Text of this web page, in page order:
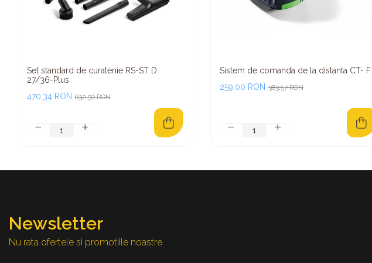
Set standard de curatenie RS-ST D
27/36-Plus
632,50 RON
470,34 RON
Sistem de comanda de la distanta CT- F I
383,57 RON
259,00 RON
Newsletter
Nu rata ofertele si promotiile noastre